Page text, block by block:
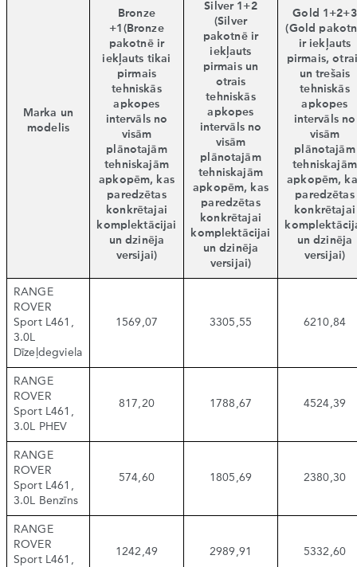
Marka un
modelis
Bronze
+1(Bronze
pakotnē ir
iekļauts tikai
pirmais
tehniskās
apkopes
intervāls no
visām
plānotajām
tehniskajām
apkopēm, kas
paredzētas
konkrētajai
komplektācijai
un dzinēja
versijai)
Silver 1+2
(Silver
pakotnē ir
iekļauts
pirmais un
otrais
tehniskās
apkopes
intervāls no
visām
plānotajām
tehniskajām
apkopēm, kas
paredzētas
konkrētajai
komplektācijai
un dzinēja
versijai)
Gold 1+2+3
(Gold
ir iekļauts
pirmais,
un trešais
tehniskās
apkopes
intervāls no
visām
plānotajām
tehniskajām
apkopēm,
paredzētas
konkrētajai
un dzinēja
versijai)
RANGE
ROVER
Sport L461,
3.0L
Dīzeļdegviela
1569,07 3305,55 6210,84
RANGE
ROVER
Sport L461,
3.0L PHEV
817,20 1788,67 4524,39
RANGE
ROVER
Sport L461,
3.0L Benzīns
574,60 1805,69 2380,30
RANGE
ROVER
Sport L461,
1242,49 2989,91 5332,60